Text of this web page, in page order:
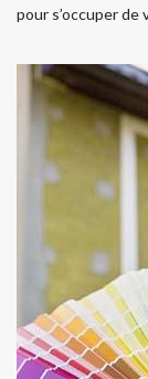
pour s’occuper